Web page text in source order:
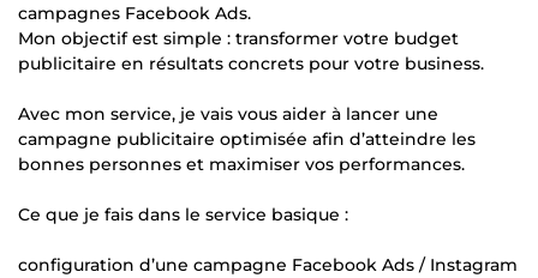
campagnes Facebook Ads.
Mon objectif est simple : transformer votre budget
publicitaire en résultats concrets pour votre business.
Avec mon service, je vais vous aider à lancer une
campagne publicitaire optimisée afin d’atteindre les
bonnes personnes et maximiser vos performances.
Ce que je fais dans le service basique :
configuration d’une campagne Facebook Ads / Instagram